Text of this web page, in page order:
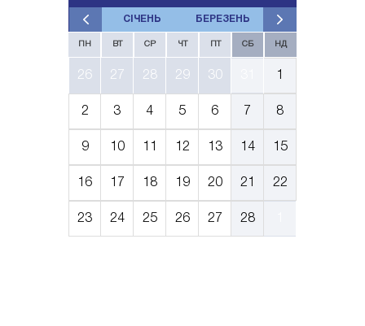
СІЧЕНЬ БЕРЕЗЕНЬ
ПН ВТ СР ЧТ СБ НД
26 27 28 29 30
2 3 4 5 6 7 8
9 10 12 13 14 15
16 17 18 19 20 21 22
23 24 25 26 27 28